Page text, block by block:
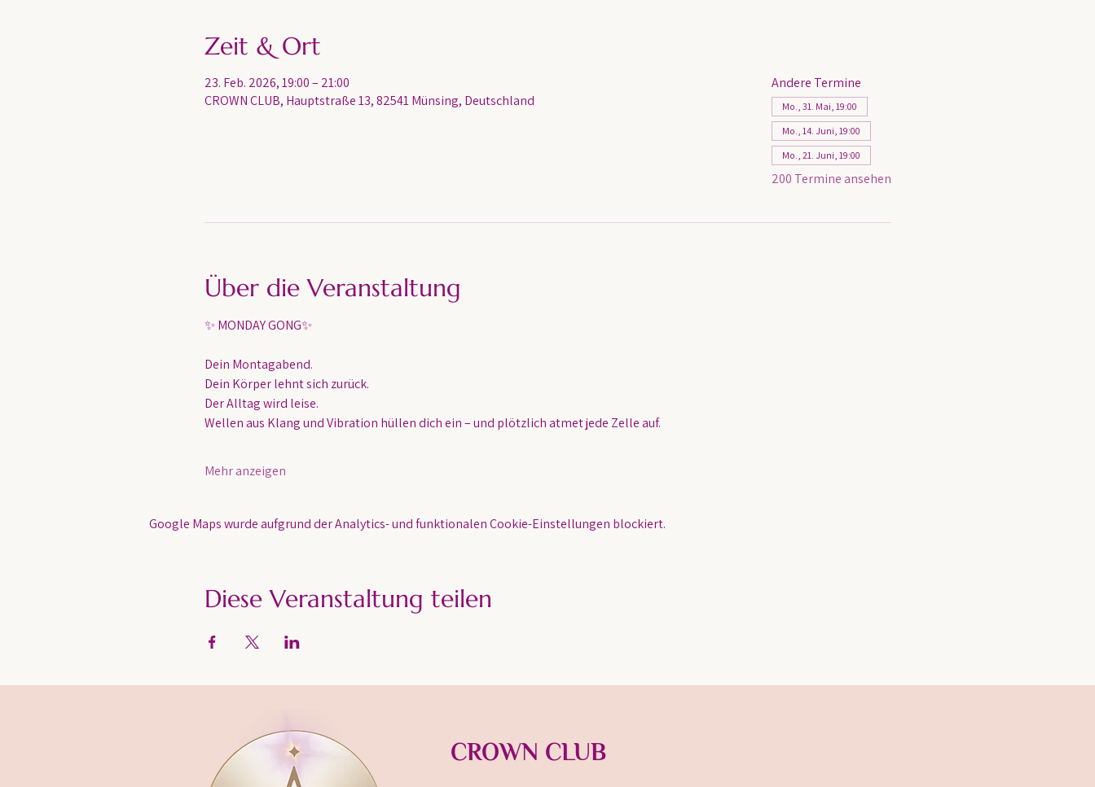
Zeit & Ort
23. Feb. 2026, 19:00 – 21:00
CROWN CLUB, Hauptstraße 13, 82541 Münsing, Deutschland
Andere Termine
Mo., 31. Mai, 19:00
Mo., 14. Juni, 19:00
Mo., 21. Juni, 19:00
200 Termine ansehen
Über die Veranstaltung
✨ MONDAY GONG✨
Dein Montagabend.
Dein Körper lehnt sich zurück.
Der Alltag wird leise.
Wellen aus Klang und Vibration hüllen dich ein – und plötzlich atmet jede Zelle auf.
Mehr anzeigen
Google Maps wurde aufgrund der Analytics- und funktionalen Cookie-Einstellungen blockiert.
Diese Veranstaltung teilen
CROWN CLUB